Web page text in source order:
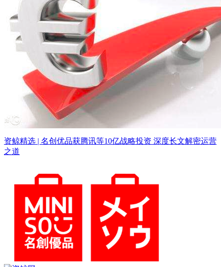
资鲸精选 | 名创优品获腾讯等10亿战略投资 深度长文解密运营
之道